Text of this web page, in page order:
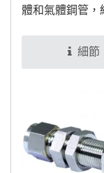
體和氣體鋼管，
細節